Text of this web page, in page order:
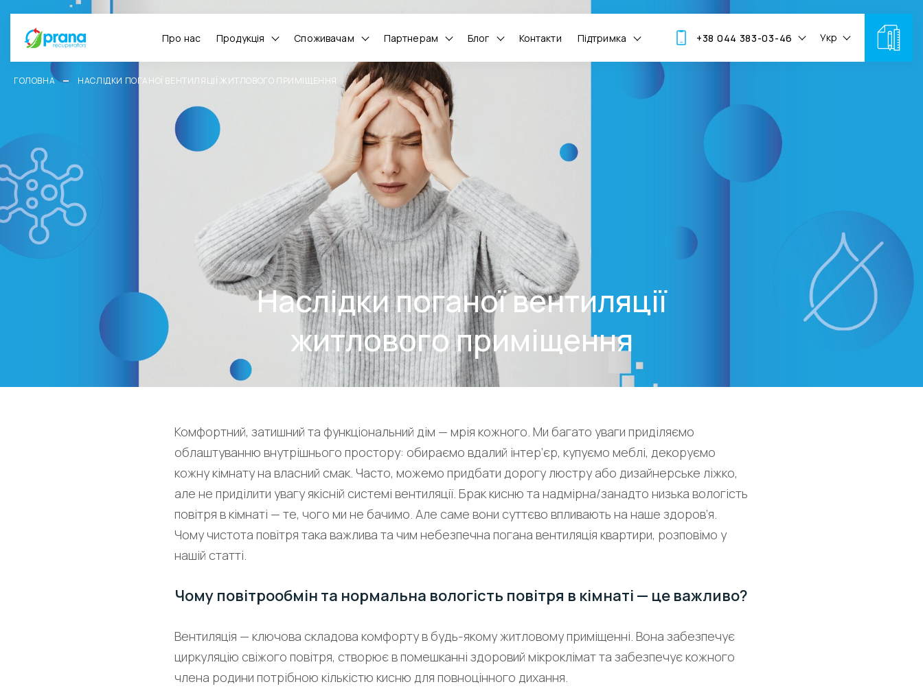
Про нас Продукція Споживачам Партнерам Блог Контакти Підтримка +38 044 383-03-46 Укр
ГОЛОВНА НАСЛІДКИ ПОГАНОЇ ВЕНТИЛЯЦІЇ ЖИТЛОВОГО ПРИМІЩЕННЯ
Наслідки поганої вентиляції
житлового приміщення
Комфортний, затишний та функціональний дім — мрія кожного. Ми багато уваги приділяємо
облаштуванню внутрішнього простору: обираємо вдалий інтер’єр, купуємо меблі, декоруємо
кожну кімнату на власний смак. Часто, можемо придбати дорогу люстру або дизайнерське ліжко,
але не приділити увагу якісній системі вентиляції. Брак кисню та надмірна/занадто низька вологість
повітря в кімнаті — те, чого ми не бачимо. Але саме вони суттєво впливають на наше здоров’я.
Чому чистота повітря така важлива та чим небезпечна погана вентиляція квартири, розповімо у
нашій статті.
Чому повітрообмін та нормальна вологість повітря в кімнаті — це важливо?
Вентиляція — ключова складова комфорту в будь-якому житловому приміщенні. Вона забезпечує
циркуляцію свіжого повітря, створює в помешканні здоровий мікроклімат та забезпечує кожного
члена родини потрібною кількістю кисню для повноцінного дихання.